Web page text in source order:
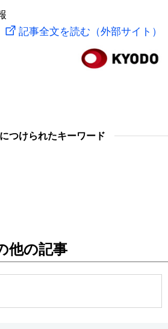
公式SNS
記事全文を読む（外部サイト）
つけられたキーワード
他の記事